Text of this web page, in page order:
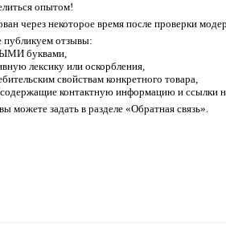
опытом!
через некоторое время после проверки
публикуем отзывы:
буквами,
лексику или оскорбления,
свойствам конкретного товара,
контактную информацию и ссылки
можете задать в разделе «Обратная связь».